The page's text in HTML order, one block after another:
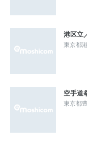
港区立
東京都
空手道
東京都